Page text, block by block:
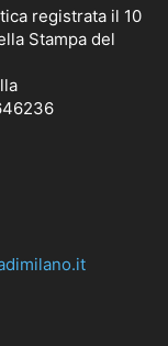
registrata il 10
Stampa del